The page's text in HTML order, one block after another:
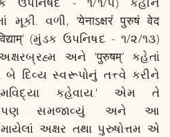
વળી, ‘येनाऽक्षरं पुरुषं वेद
(મુંડક ઉપનિષદ - ૧/૨/૧૩)
અને ‘पुरुषम्’ કહેતાં
દિવ્ય સ્વરૂપોનું તત્ત્વે કરીને
કહેવાય.' એમ તે
પણ સમજાવ્યું. અને આ
અક્ષર તથા પુરુષોત્તમ એ